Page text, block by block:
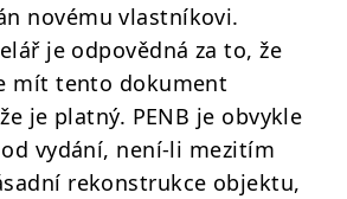
novému vlastníkovi.
je odpovědná za to, že
mít tento dokument
je platný. PENB je obvykle
vydání, není-li mezitím
rekonstrukce objektu,